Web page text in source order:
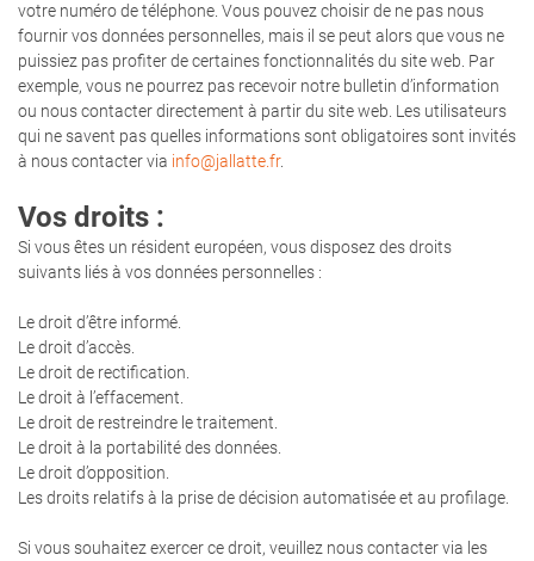
votre numéro de téléphone. Vous pouvez choisir de ne pas nous
fournir vos données personnelles, mais il se peut alors que vous ne
puissiez pas profiter de certaines fonctionnalités du site web. Par
exemple, vous ne pourrez pas recevoir notre bulletin d’information
ou nous contacter directement à partir du site web. Les utilisateurs
qui ne savent pas quelles informations sont obligatoires sont invités
à nous contacter via info@jallatte.fr.
Vos droits :
Si vous êtes un résident européen, vous disposez des droits
suivants liés à vos données personnelles :
Le droit d’être informé.
Le droit d’accès.
Le droit de rectification.
Le droit à l’effacement.
Le droit de restreindre le traitement.
Le droit à la portabilité des données.
Le droit d’opposition.
Les droits relatifs à la prise de décision automatisée et au profilage.
Si vous souhaitez exercer ce droit, veuillez nous contacter via les